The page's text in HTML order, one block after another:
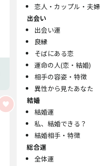
恋人・カップル・夫婦
出会い
出会い運
良縁
そばにある恋
運命の人(恋・結婚)
相手の容姿・特徴
異性から見たあなた
結婚
結婚運
私、結婚できる？
結婚相手・特徴
総合運
全体運